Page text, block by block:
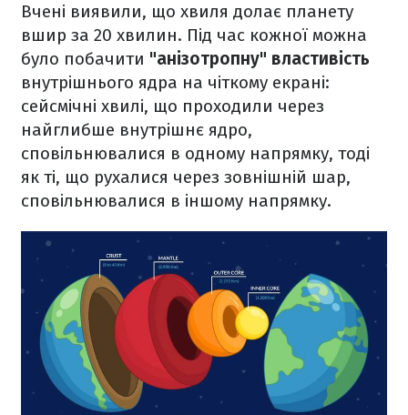
Вчені виявили, що хвиля долає планету
вшир за 20 хвилин. Під час кожної можна
було побачити "анізотропну" властивість
внутрішнього ядра на чіткому екрані:
сейсмічні хвилі, що проходили через
найглибше внутрішнє ядро,
сповільнювалися в одному напрямку, тоді
як ті, що рухалися через зовнішній шар,
сповільнювалися в іншому напрямку.